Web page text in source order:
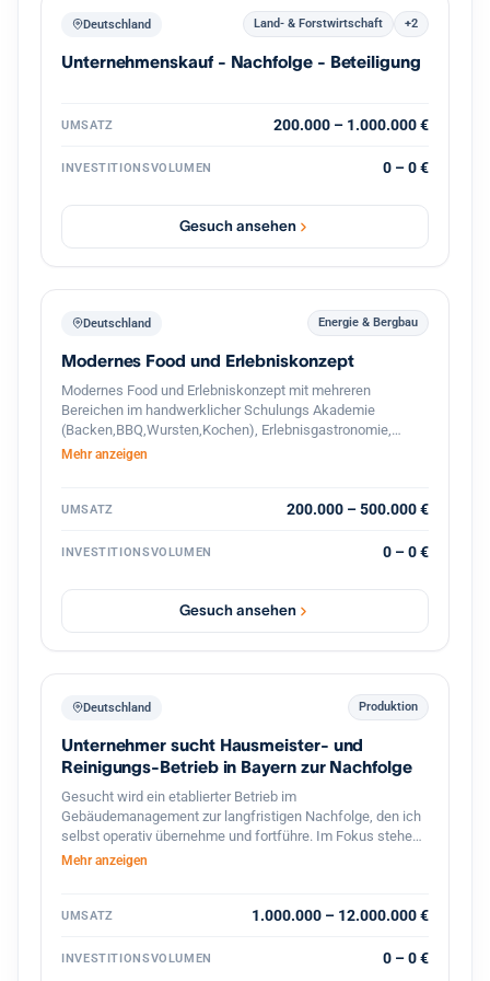
Deutschland Land- & Forstwirtschaft +2
Unternehmenskauf - Nachfolge - Beteiligung
UMSATZ 200.000 – 1.000.000 €
INVESTITIONSVOLUMEN 0 – 0 €
Gesuch ansehen
Deutschland Energie & Bergbau
Modernes Food und Erlebniskonzept
Modernes Food und Erlebniskonzept mit mehreren
Bereichen im handwerklicher Schulungs Akademie
(Backen,BBQ,Wursten,Kochen), Erlebnisgastronomie,
Streetfood und hochwertigem Handel. Das Unternehmen
exklusiver Vertrieb hochwertiger französischer Mehle mit
Systemkonzepte. Vorhanden sind bereits etablierte
Veranstaltungen, Onlinehandel sowie verschiedene Ausbau
und Skalierungsmöglichkeiten. Gesucht wird ein Investor
oder strategischer Partner zur Weiterentwicklung der
Mehr anzeigen
UMSATZ 200.000 – 500.000 €
INVESTITIONSVOLUMEN 0 – 0 €
Gesuch ansehen
Deutschland Produktion
Unternehmer sucht Hausmeister- und
Reinigungs-Betrieb in Bayern zur Nachfolge
Gesucht wird ein etablierter Betrieb im
Gebäudemanagement zur langfristigen Nachfolge, den ich
selbst operativ übernehme und fortführe. Im Fokus stehen
Hausmeister- und Facility-Services, Gebäudereinigung,
Interessant sind ertragsstarke Betriebe mit
Kundenstamm ohne Abhängigkeit von einzelnen
Mehr anzeigen
UMSATZ 1.000.000 – 12.000.000 €
INVESTITIONSVOLUMEN 0 – 0 €